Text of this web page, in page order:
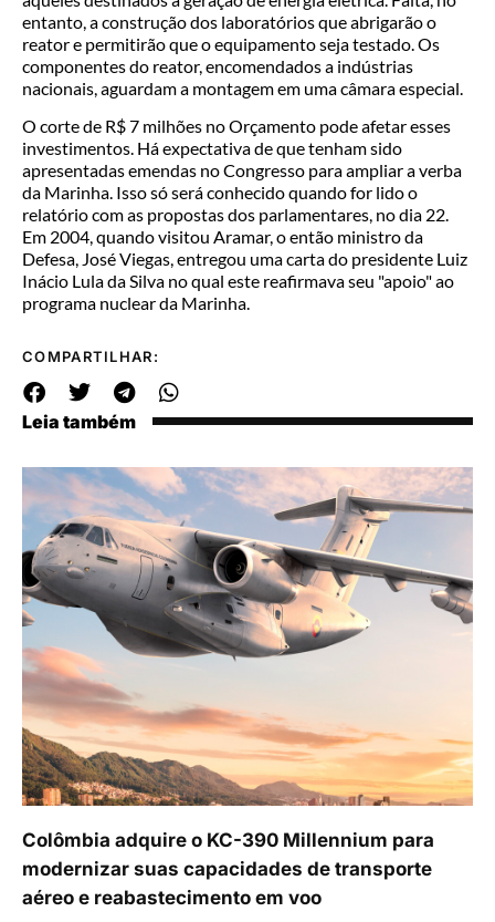
entanto, a construção dos laboratórios que abrigarão o
reator e permitirão que o equipamento seja testado. Os
componentes do reator, encomendados a indústrias
nacionais, aguardam a montagem em uma câmara especial.
O corte de R$ 7 milhões no Orçamento pode afetar esses
investimentos. Há expectativa de que tenham sido
apresentadas emendas no Congresso para ampliar a verba
da Marinha. Isso só será conhecido quando for lido o
relatório com as propostas dos parlamentares, no dia 22.
Em 2004, quando visitou Aramar, o então ministro da
Defesa, José Viegas, entregou uma carta do presidente Luiz
Inácio Lula da Silva no qual este reafirmava seu "apoio" ao
programa nuclear da Marinha.
COMPARTILHAR:
Leia também
Colômbia adquire o KC-390 Millennium para
modernizar suas capacidades de transporte
aéreo e reabastecimento em voo